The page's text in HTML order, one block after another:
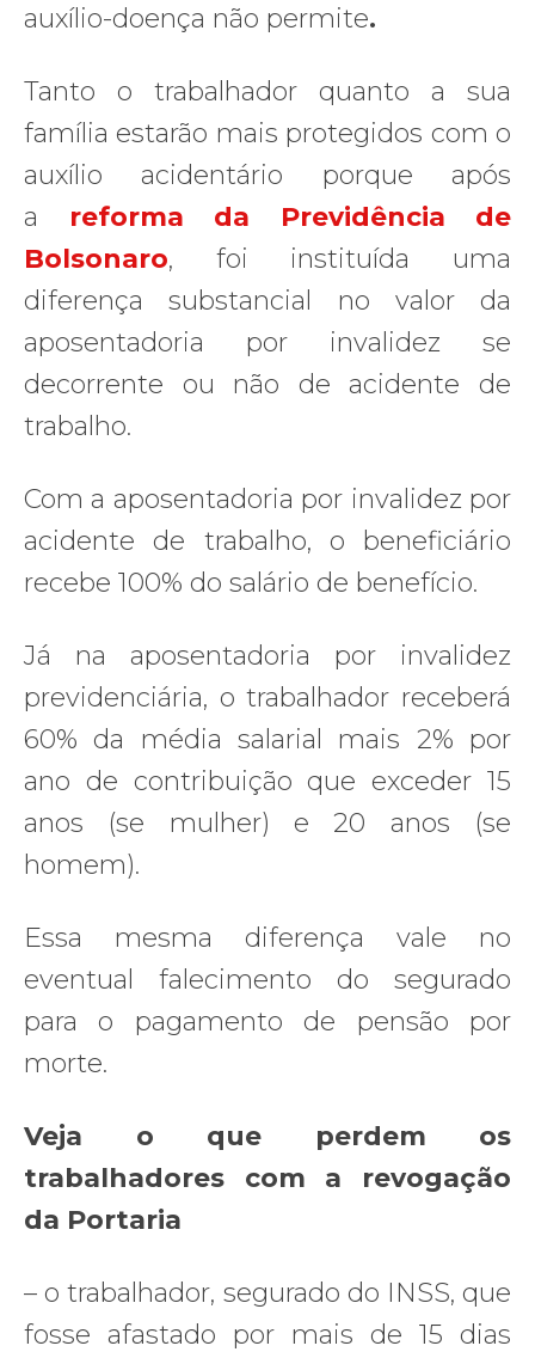
auxílio-doença não permite.
Tanto o trabalhador quanto a sua
família estarão mais protegidos com o
auxílio acidentário porque após
a reforma da Previdência de
Bolsonaro, foi instituída uma
diferença substancial no valor da
aposentadoria por invalidez se
decorrente ou não de acidente de
trabalho.
Com a aposentadoria por invalidez por
acidente de trabalho, o beneficiário
recebe 100% do salário de benefício.
Já na aposentadoria por invalidez
previdenciária, o trabalhador receberá
60% da média salarial mais 2% por
ano de contribuição que exceder 15
anos (se mulher) e 20 anos (se
homem).
Essa mesma diferença vale no
eventual falecimento do segurado
para o pagamento de pensão por
morte.
Veja o que perdem os
trabalhadores com a revogação
da Portaria
– o trabalhador, segurado do INSS, que
fosse afastado por mais de 15 dias